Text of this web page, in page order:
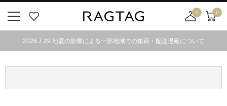
気
0
舗
カ
0
2026.7.29 地震の影響による一部地域での集荷・配送遅延について